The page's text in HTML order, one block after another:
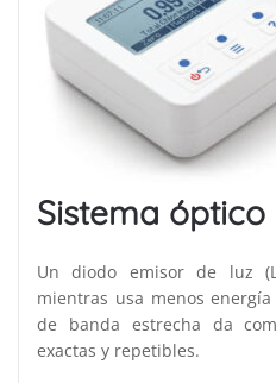
Sistema
Un diodo emisor de luz
mientras usa menos
de banda estrecha da
exactas y repetibles.